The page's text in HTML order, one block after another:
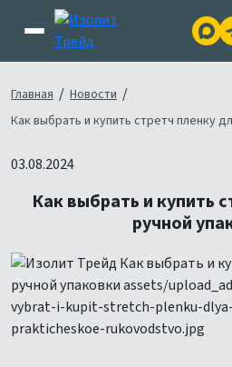
Главная / Новости /
Как выбрать и купить стретч пленку
03.08.2024
Как выбрать и купить
ручной